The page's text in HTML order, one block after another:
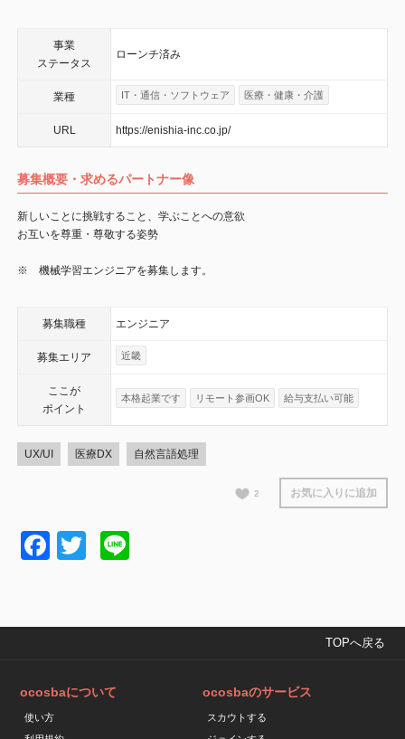
事業
ステータス
ローンチ済み
業種 IT・通信・ソフトウェア 医療・健康・介護
URL https://enishia-inc.co.jp/
募集概要・求めるパートナー像
新しいことに挑戦すること、学ぶことへの意欲
お互いを尊重・尊敬する姿勢
※ 機械学習エンジニアを募集します。
募集職種 エンジニア
募集エリア 近畿
ここが
ポイント
本格起業です リモート参画OK 給与支払い可能
UX/UI 医療DX 自然言語処理
2 お気に入りに追加
Facebook
Twitter
TOPへ戻る
ocosbaについて
使い方
ocosbaのサービス
スカウトする